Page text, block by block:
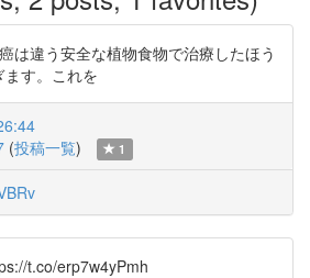
は違う安全な植物食物で治療したほう
す。これを
(投稿一覧) 1
t.co/erp7w4yPmh